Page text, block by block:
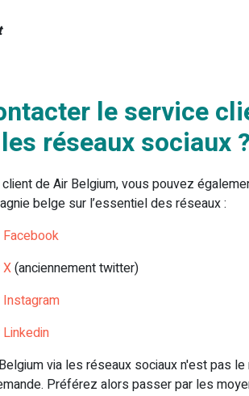
le service
réseaux sociaux ?
de Air Belgium, vous pouvez
belge sur l’essentiel des réseaux :
(anciennement twitter)
via les réseaux sociaux n'est pas
Préférez alors passer par les